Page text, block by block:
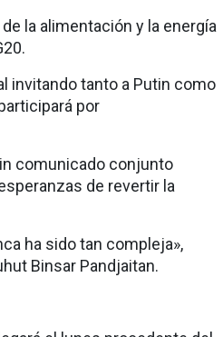
la alimentación y la energía
invitando tanto a Putin como
por
comunicado conjunto
de revertir la
ha sido tan compleja»,
Binsar Pandjaitan.